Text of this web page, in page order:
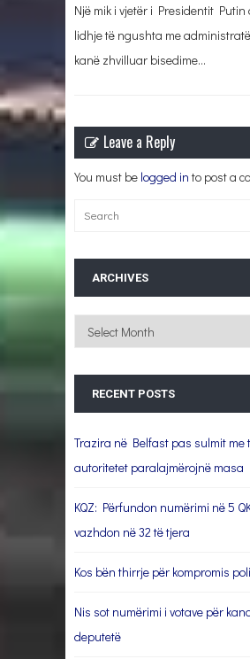
Një mik i vjetër i Presidentit
lidhje të ngushta me
kanë zhvilluar bisedime…
Leave a Reply
You must be logged in to post a
ARCHIVES
Archives
RECENT POSTS
Trazira në Belfast pas sulmit me
autoritetet paralajmërojnë masa
KQZ: Përfundon numërimi në 5
vazhdon në 32 të tjera
Kos bën thirrje për kompromis
Nis sot numërimi i votave për
deputetë